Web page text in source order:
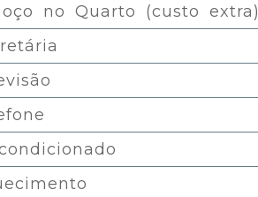
no Quarto (custo extra)